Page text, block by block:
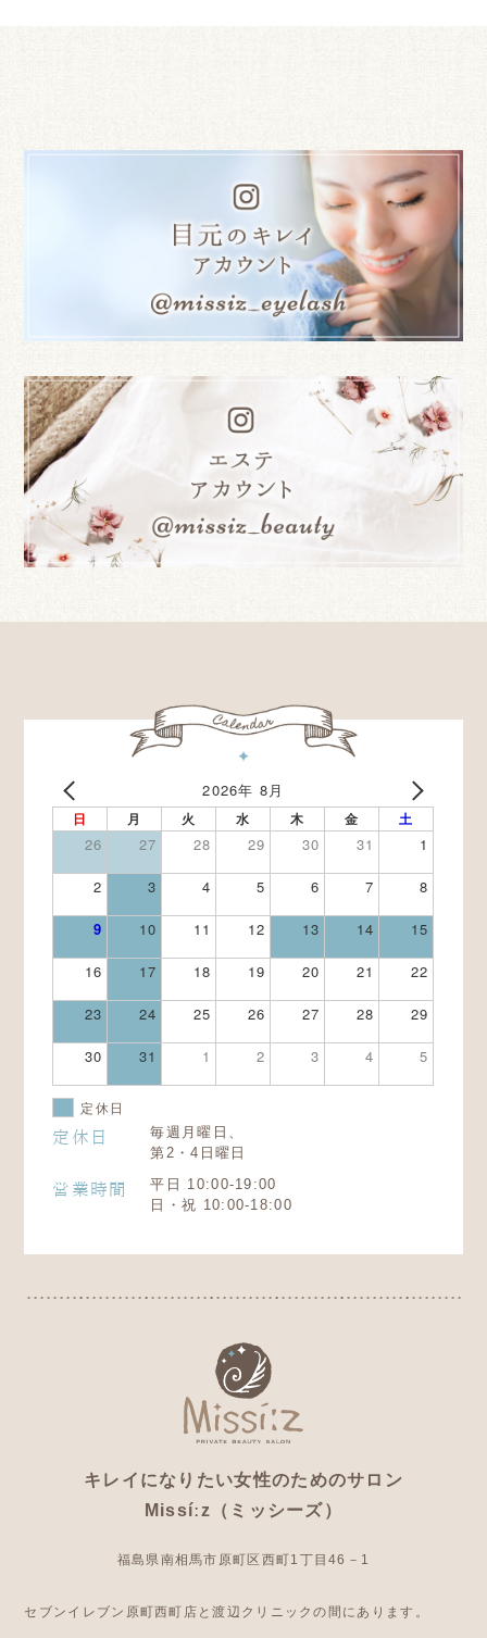
2026年 8月
日 月 火 水 木 金 土
26 27 28 29 30 31 1
2 3 4 5 6 7 8
9 10 11 12 13 14 15
16 17 18 19 20 21 22
23 24 25 26 27 28 29
30 31 1 2 3 4 5
定休日
定休日
毎週月曜日、
第2・4日曜日
営業時間
平日 10:00-19:00
日・祝 10:00-18:00
キレイになりたい女性のためのサロン
Missíːz（ミッシーズ）
福島県南相馬市原町区西町1丁目46－1
セブンイレブン原町西町店と渡辺クリニックの間にあります。